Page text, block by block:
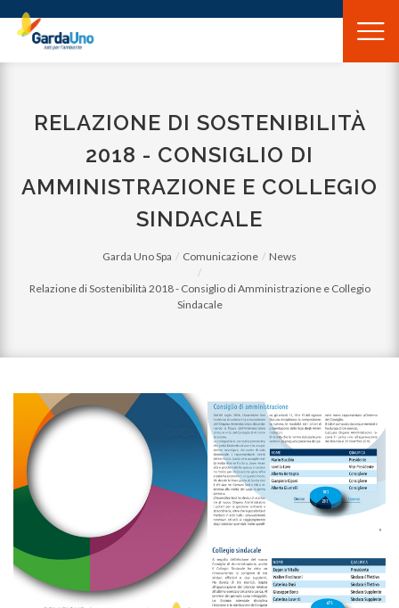
Gardauno
Spa
RELAZIONE DI SOSTENIBILITÀ
2018 - CONSIGLIO DI
AMMINISTRAZIONE E COLLEGIO
SINDACALE
Garda Uno Spa Comunicazione News
Relazione di Sostenibilità 2018 - Consiglio di Amministrazione e Collegio
Sindacale